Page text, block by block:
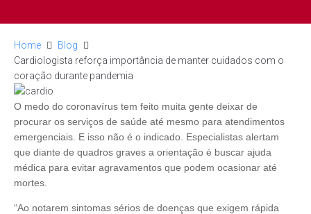
Home
Blog
Cardiologista reforça importância de manter cuidados com o
coração durante pandemia
O medo do coronavírus tem feito muita gente deixar de
procurar os serviços de saúde até mesmo para atendimentos
emergenciais. E isso não é o indicado. Especialistas alertam
que diante de quadros graves a orientação é buscar ajuda
médica para evitar agravamentos que podem ocasionar até
mortes.
“Ao notarem sintomas sérios de doenças que exigem rápida